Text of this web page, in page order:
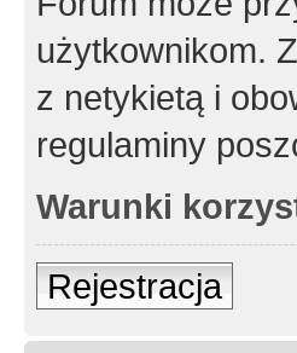
użytkownikom.
z netykietą i
regulaminy
Warunki
Rejestracja